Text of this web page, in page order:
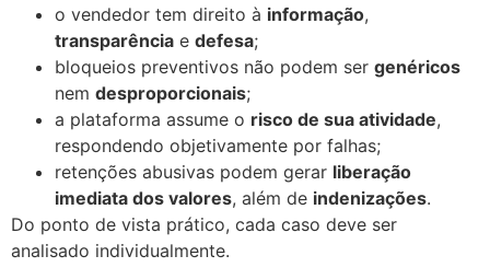
o vendedor tem direito à informação,
transparência e defesa;
bloqueios preventivos não podem ser genéricos
nem desproporcionais;
a plataforma assume o risco de sua atividade,
respondendo objetivamente por falhas;
retenções abusivas podem gerar liberação
imediata dos valores, além de indenizações.
Do ponto de vista prático, cada caso deve ser
analisado individualmente.